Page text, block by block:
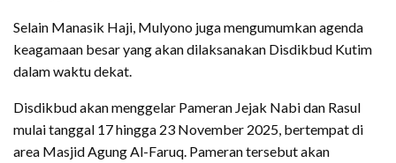
Selain Manasik Haji, Mulyono juga mengumumkan agenda
keagamaan besar yang akan dilaksanakan Disdikbud Kutim
dalam waktu dekat.
Disdikbud akan menggelar Pameran Jejak Nabi dan Rasul
mulai tanggal 17 hingga 23 November 2025, bertempat di
area Masjid Agung Al-Faruq. Pameran tersebut akan